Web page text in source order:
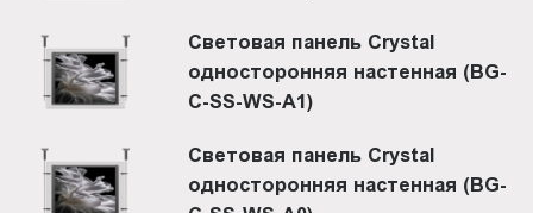
Световая панель Crystal
односторонняя настенная (BG-
C-SS-WS-A1)
Световая панель Crystal
односторонняя настенная (BG-